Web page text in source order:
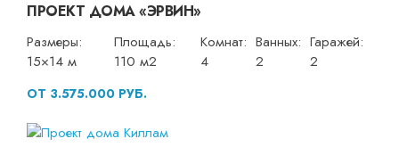
ПРОЕКТ ДОМА «ЭРВИН»
Размеры:
15×14 м
Площадь:
110 м2
Комнат:
4
Ванных:
2
Гаражей:
2
ОТ 3.575.000 РУБ.